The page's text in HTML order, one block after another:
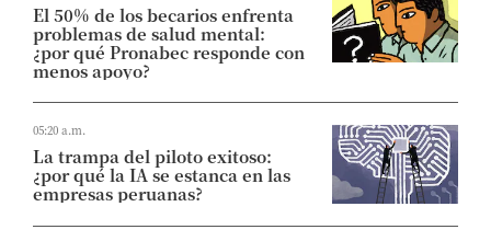
El 50% de los becarios enfrenta
problemas de salud mental:
¿por qué Pronabec responde con
menos apoyo?
05:20 a.m.
La trampa del piloto exitoso:
¿por qué la IA se estanca en las
empresas peruanas?